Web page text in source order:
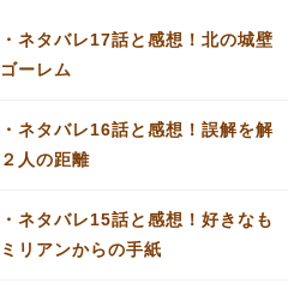
ネタバレ17話と感想！北の城壁
ーレム
ネタバレ16話と感想！誤解を解
人の距離
ネタバレ15話と感想！好きなも
リアンからの手紙